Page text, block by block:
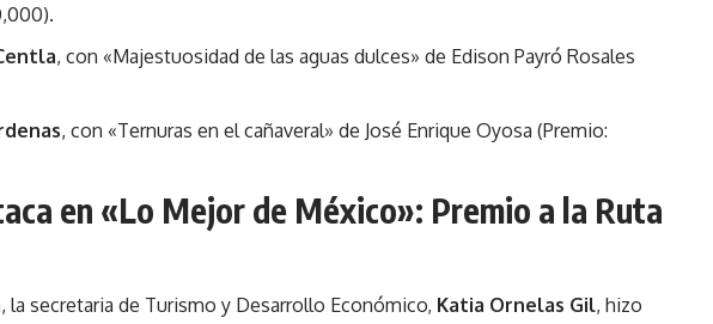
, con «Majestuosidad de las aguas dulces» de Edison Payró Rosales
, con «Ternuras en el cañaveral» de José Enrique Oyosa (Premio:
en «Lo Mejor de México»: Premio a la Ruta
la secretaria de Turismo y Desarrollo Económico, Katia Ornelas Gil, hizo